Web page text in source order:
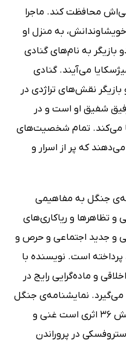
محافظت کند. ماجرا
به منزل او
بازیگر به نام‌های گنادی
می‌آیند. گنادی
نقش‌های تراژدی در
شفیق او است و در
می‌کند. تمام شخصیت‌های
که پر از اسرار و
جنگل به مفاهیمی
و تظاهرها و ریاکاری‌های
و جدید اجتماعی و حرص و
پرداخته است. نویسنده با
و ماده‌گرایی رایج در
می‌گیرد. نمایشنامه‌ی جنگل
حاضر در کتاب طنزآوران جهان نمایش 36 اثری است غنی و
در پروراندن